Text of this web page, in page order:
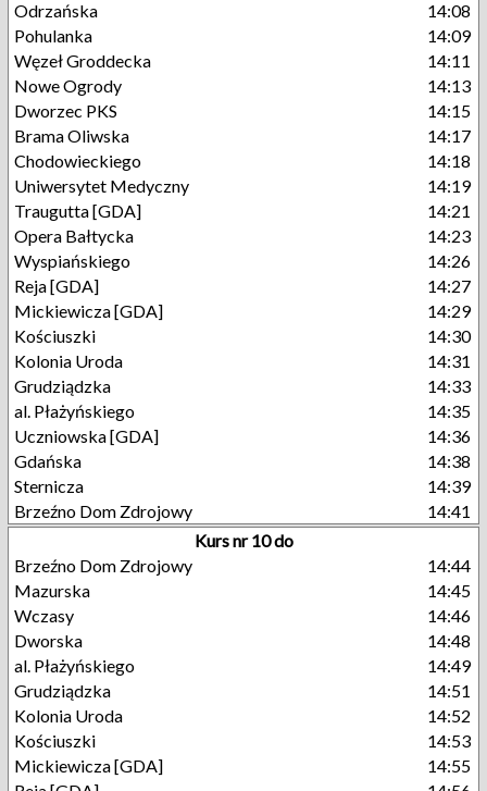
Odrzańska
14:08
Pohulanka
14:09
Węzeł Groddecka
14:11
Nowe Ogrody
14:13
Dworzec PKS
14:15
Brama Oliwska
14:17
Chodowieckiego
14:18
Uniwersytet Medyczny
14:19
Traugutta [GDA]
14:21
Opera Bałtycka
14:23
Wyspiańskiego
14:26
Reja [GDA]
14:27
Mickiewicza [GDA]
14:29
Kościuszki
14:30
Kolonia Uroda
14:31
Grudziądzka
14:33
al. Płażyńskiego
14:35
Uczniowska [GDA]
14:36
Gdańska
14:38
Sternicza
14:39
Brzeźno Dom Zdrojowy
14:41
Kurs nr 10 do
Brzeźno Dom Zdrojowy
14:44
Mazurska
14:45
Wczasy
14:46
Dworska
14:48
al. Płażyńskiego
14:49
Grudziądzka
14:51
Kolonia Uroda
14:52
Kościuszki
14:53
Mickiewicza [GDA]
14:55